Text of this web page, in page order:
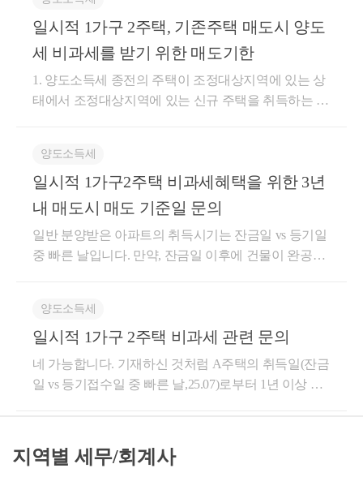
사 플랫폼 '택슬리' 상담 및 후기 1위 (약 4,000건 이상
상담)- 전문가 플랫폼 '아하커넥츠' 상담 및 후기 1위
1위 (117,000건 이상 답변 및 337만건 이상 공유)- KB금
융 콘텐츠 필진- 한국경제필진- 서울시 마을세무사- ㈜
재무회계팀- 세무법인 넥스트
세를 납부 후 소급적용으로 개정이 된다면 취득세를
환급 받을 수 있을 것으로 보입니다. 다만,급한 상황이
아니라면 법령 개정 후 내용을 확인하고 취득하는 것
사업자 지방세(재산세, 취득세) 감면주택을 최초로 분
양받아 취득하여주택임대사업자 등록 및 요건들을 충
다.다만, 20.8.18부터 아파트는 임대주택을 등록할 수
하였지만민간임대주택에 관한 특별법 개정에 따라 아
파트에 대한 지방세 혜택도 복원할 계획이라고 합니
다.세목내용취득세임대사업자가 85㎡ 아파트 최초로
분양받은 경우면적 등에 따라 차등감면(50~100%)재산
의시행시기를 2022년 12월 21일부터라고 했는데, 입법
이 안되면 어떻게 되는지?답변입법은 국회의 권한임.
022년 12월 21일부터 적용하는 것이 시장의 혼란을 최
소화하는 길임을 설득할 계획임질의조정대상지역 2주
응에 주안점을 두었음질의당초의 주택 취득세율이 조
모재건축사업, 소규모재개발사업, 가로주택정비사업,
자율주택정비사업(이하 소규모재건축사업등 이라 한
다)의 시행으로 2 이상의 주택이 된 경우를 포함한다}
말한다]과 그 밖의 주택(상속개시 당시 보유한 주택 또
는 상속개시 당시 보유한 조합원입주권이나 분양권에
며, 상속개시일부터 소급하여 2년 이내에 피상속인으
나 분양권에 의하여 사업시행 완료 후 취득한 신축주
택은 제외한다. 이하 이 항에서 일반주택 이라 한다)을
국내에 각각 1개씩 소유하고 있는 1세대가 일반주택을
양도하는 경우에는 국내에 1개의 주택을 소유하고 있
기간이 같은 주택이 2이상일 경우에는 피상속인이 거
주한 기간이 가장 긴 1주택3. 피상속인이 소유한 기간
피상속인이 상속개시당시 거주한 1주택4. 피상속인이
거주한 사실이 없는 주택으로서 소유한 기간이 같은
★주요 경력- 105,000건 이상의 세금 상담 및 용역- 600
경우라도9.26일 이후 주택을 취득(잔금일)하게 되면 2
때 주택을 취득(잔금일)한 경우라면,이후 조정지역이
해제되어도 2년 거주해야 비과세 요건이 됩니다.특히,
③번의 경우와 같이 취득할 때 조정지역이었는데 9.26
해제 공고일이라면 이때는 비조정일때 취득한 것으로
보아 거주요건이 없습니다.양도, 서면-2020-법령해석
득일에 조정대상지역 해제 시 1세대1주택 비과세 거주
요건 적용 여부[ 요 지 ]주택을 취득한 날에 해당 주택
가 있는 경우로서 해당 공고의 효력이 공고일부터 발
제1항 적용 시거주기간의 제한을 받지 않는 것임1. 사
실관계○ ’16.5.31. 부산시 연제구 소재 주택분양계약 체
결* 계약체결 당시 다른 주택을 보유하고 있었음○ ’18.
한 3년 적용일시적 2주택의 경우, 신규주택 취득일에
종전주택과 신규주택 모두 조정지역인 경우에는 2년
다. 그러므로 매매대금이 반드시 오가야 합니다. 상속
세 및 증여세법 제44조(배우자 등에게 양도한 재산의
증여 추정) ① 배우자 또는 직계존비속(이하 이 조에서
재산을 양도한 때에 그 재산의 가액을 배우자등이 증
여받은 것으로 추정하여 이를 배우자등의 증여재산가
해당하는 경우에는 제1항과 제2항을 적용하지 아니한
히 인정되는 경우로서 대통령령으로 정하는 경우 2, 3.
매수자는 취득세만 발생합니다. 아버지께서 매도하는
때에 양도소득세 발생 여지가 있지만, 매수가액 그대
로 되파는 경우 양도차익이 없어 양도소득세가 없습니
도 됩니다.
일시적 1가구 2주택, 기존주택 매도시 양도
세 비과세를 받기 위한 매도기한
1. 양도소득세 종전의 주택이 조정대상지역에 있는 상
태에서 조정대상지역에 있는 신규 주택을 취득하는 경
규주택 취득일부터 1년이내 종전주택 양도 및 1년이내
신규주택에 세대전원 전입해야 종전주택에 대해 1세
대 1주택 비과세가 가능합니다. *신규주택도 보유 / 거
득세 1년이내 종전주택 양도시 신규주택에 대한 취득
세 중과세율이 적용되지 않습니다.
양도소득세
일시적 1가구2주택 비과세혜택을 위한 3년
내 매도시 매도 기준일 문의
일반 분양받은 아파트의 취득시기는 잔금일 vs 등기일
중 빠른 날입니다. 만약, 잔금일 이후에 건물이 완공이
023.10.21까지 양도하셔야 할 것으로 보여집니다. 양도,
서면-2017-부동산-1357, 2017.11.22 [ 제 목 ] 일반분양
받은 아파트의 취득시기 [ 요 지 ] 일반분양 받은 아파
트의 취득시기는 잔금청산일, 등기접수일 중 빠른 날.
지난 후 신규주택 취득 2)신규주택 취득일로부터 3년
양도소득세
일시적 1가구 2주택 비과세 관련 문의
네 가능합니다. 기재하신 것처럼 A주택의 취득일(잔금
일 vs 등기접수일 중 빠른 날,25.07)로부터 1년 이상 지
를 하신다면 일시적 2주택 양도소득세 비과세가 가능
한 것입니다. 도움이 되셨길 바랍니다. 감사합니다. *
지역별 세무/회계사